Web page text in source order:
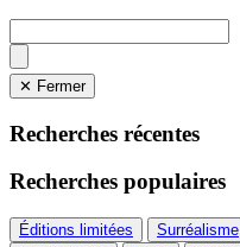
✕ Fermer
Recherches récentes
Recherches populaires
Éditions limitées Surréalisme